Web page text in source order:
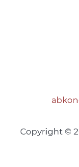
Copyright ©